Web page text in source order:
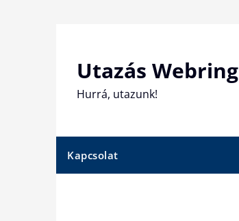
Utazás Webring
Hurrá, utazunk!
Kapcsolat